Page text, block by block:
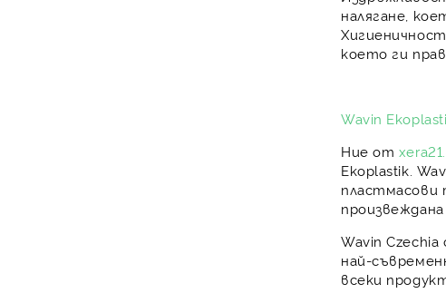
налягане,
което ги
Wavin
Ние от
Ekoplastik
пластмасови
Wavin
най-
всеки